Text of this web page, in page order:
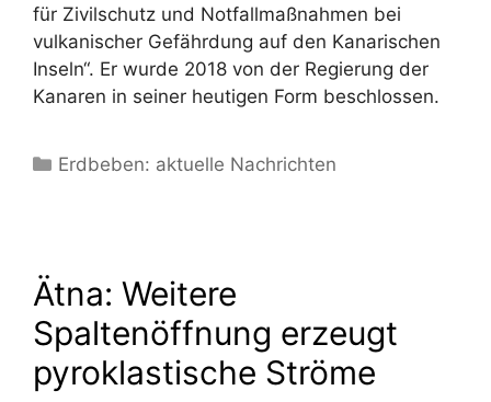
für Zivilschutz und Notfallmaßnahmen bei
vulkanischer Gefährdung auf den Kanarischen
Inseln“. Er wurde 2018 von der Regierung der
Kanaren in seiner heutigen Form beschlossen.
Kategorien
Erdbeben: aktuelle Nachrichten
Ätna: Weitere
Spaltenöffnung erzeugt
pyroklastische Ströme